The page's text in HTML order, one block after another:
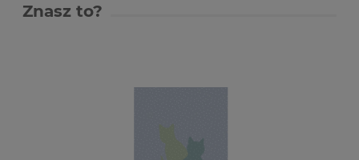
Znasz to?